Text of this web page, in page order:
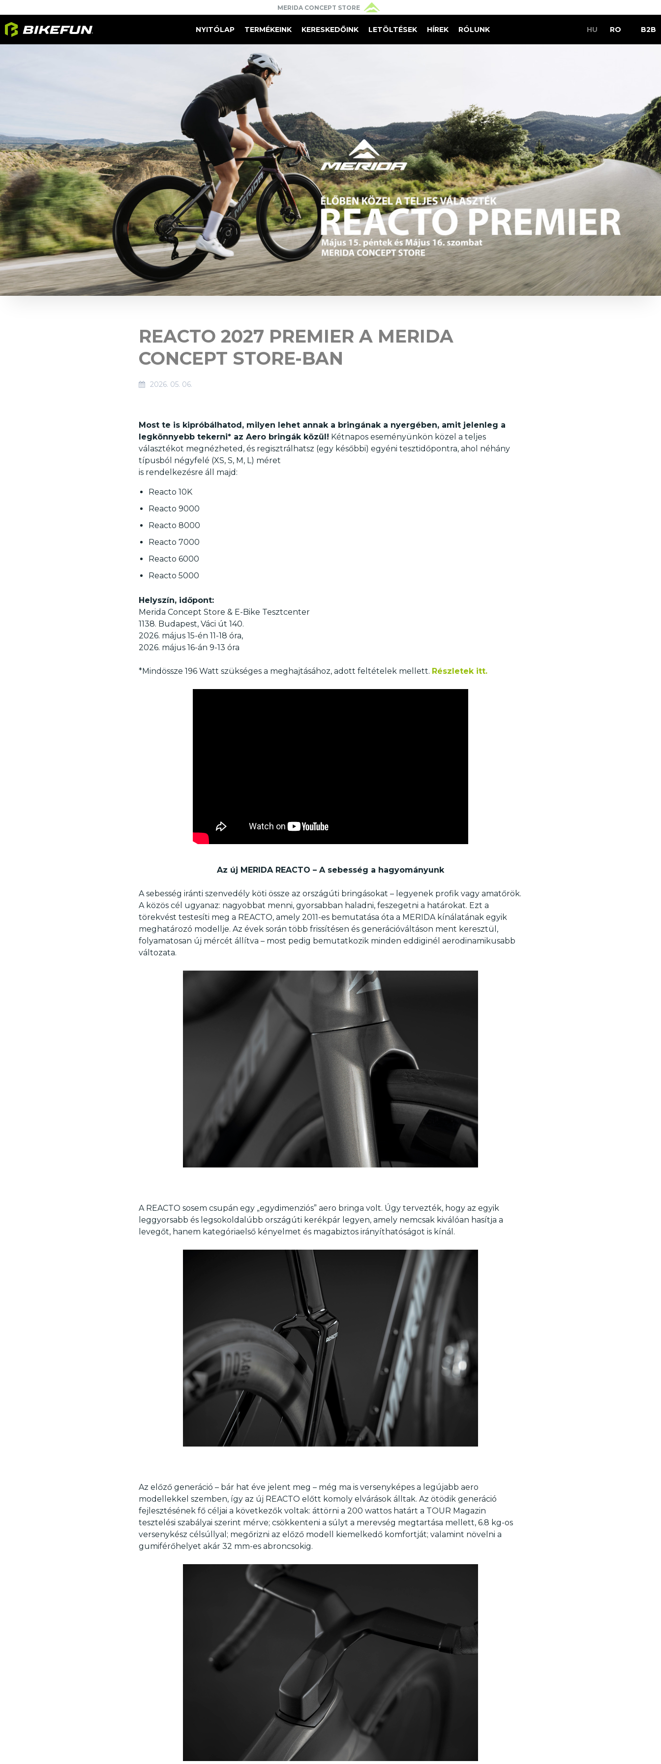
MERIDA CONCEPT STORE
NYITÓLAP TERMÉKEINK KERESKEDŐINK LETÖLTÉSEK HÍREK RÓLUNK HU RO B2B
REACTO 2027 PREMIER A MERIDA
CONCEPT STORE-BAN
2026. 05. 06.
Most te is kipróbálhatod, milyen lehet annak a bringának a nyergében, amit jelenleg a
legkönnyebb tekerni* az Aero bringák közül! Kétnapos eseményünkön közel a teljes
választékot megnézheted, és regisztrálhatsz (egy későbbi) egyéni tesztidőpontra, ahol néhány
típusból négyfelé (XS, S, M, L) méret
is rendelkezésre áll majd:
Reacto 10K
Reacto 9000
Reacto 8000
Reacto 7000
Reacto 6000
Reacto 5000
Helyszín, időpont:
Merida Concept Store & E-Bike Tesztcenter
1138. Budapest, Váci út 140.
2026. május 15-én 11-18 óra,
2026. május 16-án 9-13 óra
*Mindössze 196 Watt szükséges a meghajtásához, adott feltételek mellett. Részletek itt.
Az új MERIDA REACTO – A sebesség a hagyományunk
A sebesség iránti szenvedély köti össze az országúti bringásokat – legyenek profik vagy amatőrök.
A közös cél ugyanaz: nagyobbat menni, gyorsabban haladni, feszegetni a határokat. Ezt a
törekvést testesíti meg a REACTO, amely 2011-es bemutatása óta a MERIDA kínálatának egyik
meghatározó modellje. Az évek során több frissítésen és generációváltáson ment keresztül,
folyamatosan új mércét állítva – most pedig bemutatkozik minden eddiginél aerodinamikusabb
változata.
A REACTO sosem csupán egy „egydimenziós” aero bringa volt. Úgy tervezték, hogy az egyik
leggyorsabb és legsokoldalúbb országúti kerékpár legyen, amely nemcsak kiválóan hasítja a
levegőt, hanem kategóriaelső kényelmet és magabiztos irányíthatóságot is kínál.
Az előző generáció – bár hat éve jelent meg – még ma is versenyképes a legújabb aero
modellekkel szemben, így az új REACTO előtt komoly elvárások álltak. Az ötödik generáció
fejlesztésének fő céljai a következők voltak: áttörni a 200 wattos határt a TOUR Magazin
tesztelési szabályai szerint mérve; csökkenteni a súlyt a merevség megtartása mellett, 6.8 kg-os
versenykész célsúllyal; megőrizni az előző modell kiemelkedő komfortját; valamint növelni a
gumiférőhelyet akár 32 mm-es abroncsokig.